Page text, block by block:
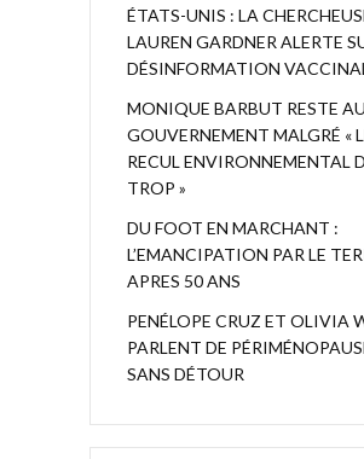
ÉTATS-UNIS : LA
LAUREN GARDNER ALERTE
DÉSINFORMATION
MONIQUE BARBUT RESTE AU
GOUVERNEMENT MALGRÉ «
RECUL ENVIRONNEMENTAL
TROP »
DU FOOT EN MARCHANT :
L’EMANCIPATION PAR LE
APRES 50 ANS
PENÉLOPE CRUZ ET OLIVIA
PARLENT DE
SANS DÉTOUR